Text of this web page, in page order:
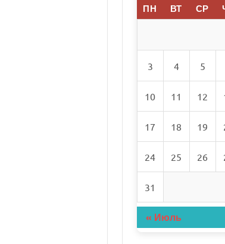
ПН ВТ СР
3 4 5
10 11 12
17 18 19
24 25 26
31
« Июль